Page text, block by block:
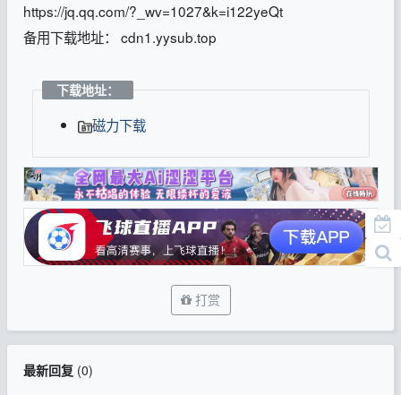
https://jq.qq.com/?_wv=1027&k=i122yeQt
备用下载地址： cdn1.yysub.top
下载地址：
磁力下载
打赏
最新回复(0)